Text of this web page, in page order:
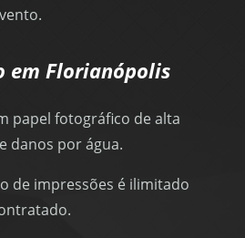
em Florianópolis
papel fotográfico de alta
danos por água.
de impressões é ilimitado